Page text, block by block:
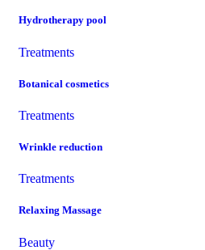
Hydrotherapy pool
Treatments
Botanical cosmetics
Treatments
Wrinkle reduction
Treatments
Relaxing Massage
Beauty